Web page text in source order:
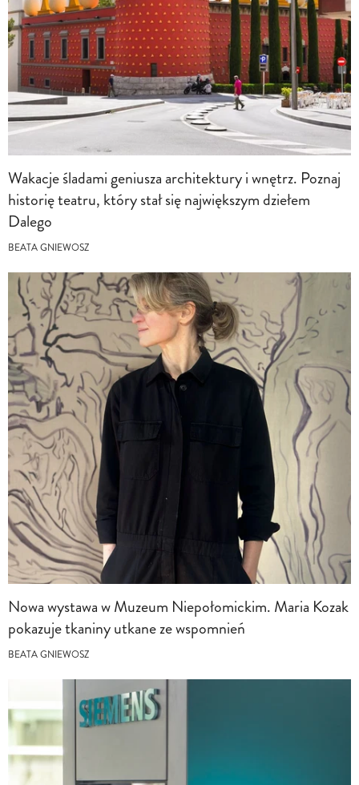
Wakacje śladami geniusza architektury i wnętrz. Poznaj
historię teatru, który stał się największym dziełem
Dalego
BEATA GNIEWOSZ
Nowa wystawa w Muzeum Niepołomickim. Maria Kozak
pokazuje tkaniny utkane ze wspomnień
BEATA GNIEWOSZ